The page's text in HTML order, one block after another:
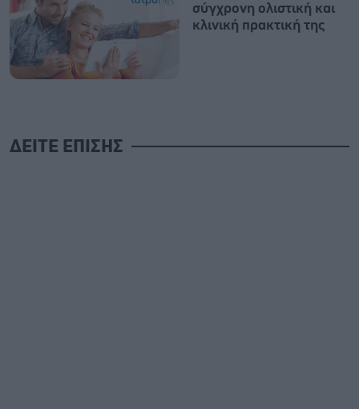
σύγχρονη ολιστική και
κλινική πρακτική της
ΔΕΙΤΕ ΕΠΙΣΗΣ